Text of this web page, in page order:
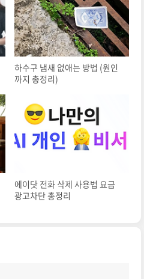
하수구 냄새 없애는 방법 (원인
까지 총정리)
에이닷 전화 삭제 사용법 요금
광고차단 총정리